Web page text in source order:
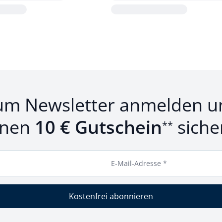
Newsletter anmelden
10 € Gutschein**
E-Mail-Adresse *
Kostenfrei abonnieren